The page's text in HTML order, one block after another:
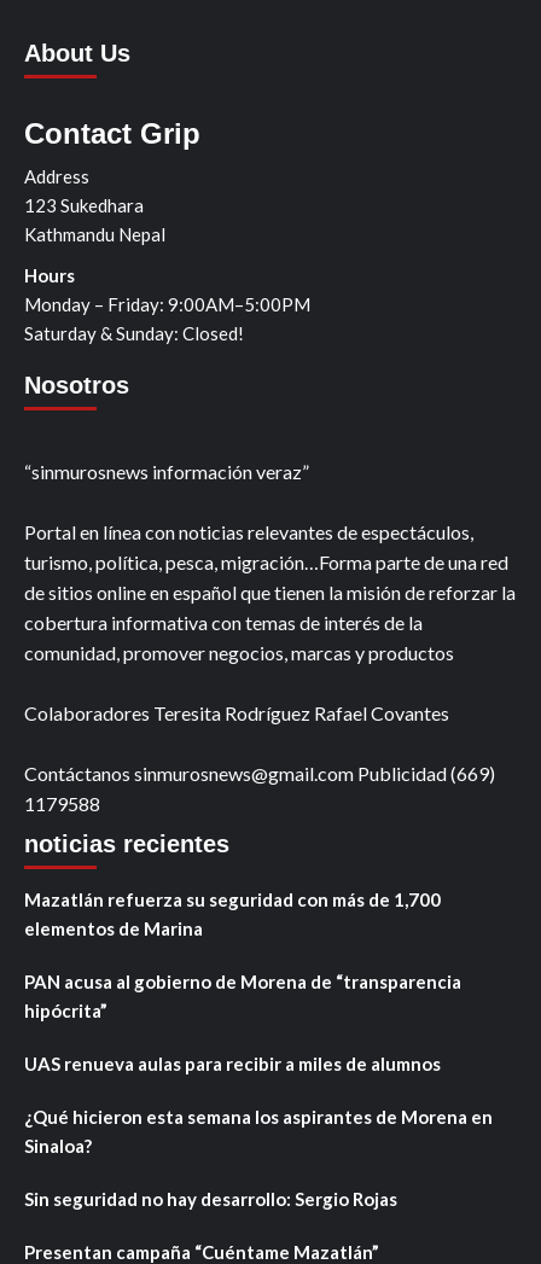
About Us
Contact Grip
Address
123 Sukedhara
Kathmandu Nepal
Hours
Monday – Friday: 9:00AM–5:00PM
Saturday & Sunday: Closed!
Nosotros
“sinmurosnews información veraz”
Portal en línea con noticias relevantes de espectáculos,
turismo, política, pesca, migración…Forma parte de una red
de sitios online en español que tienen la misión de reforzar la
cobertura informativa con temas de interés de la
comunidad, promover negocios, marcas y productos
Colaboradores Teresita Rodríguez Rafael Covantes
Contáctanos sinmurosnews@gmail.com Publicidad (669)
1179588
noticias recientes
Mazatlán refuerza su seguridad con más de 1,700
elementos de Marina
PAN acusa al gobierno de Morena de “transparencia
hipócrita”
UAS renueva aulas para recibir a miles de alumnos
¿Qué hicieron esta semana los aspirantes de Morena en
Sinaloa?
Sin seguridad no hay desarrollo: Sergio Rojas
Presentan campaña “Cuéntame Mazatlán”